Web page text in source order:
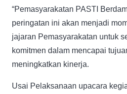
“Pemasyarakatan PASTI
peringatan ini akan menjadi
jajaran Pemasyarakatan untuk
komitmen dalam mencapai
meningkatkan kinerja.
Usai Pelaksanaan upacara